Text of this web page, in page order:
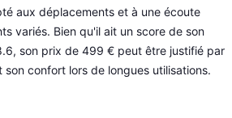
aux déplacements et à une écoute
variés. Bien qu'il ait un score de son
son prix de 499 € peut être justifié par
son confort lors de longues utilisations.